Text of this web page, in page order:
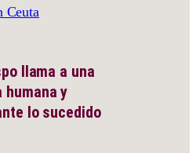
llama a una
humana y
lo sucedido